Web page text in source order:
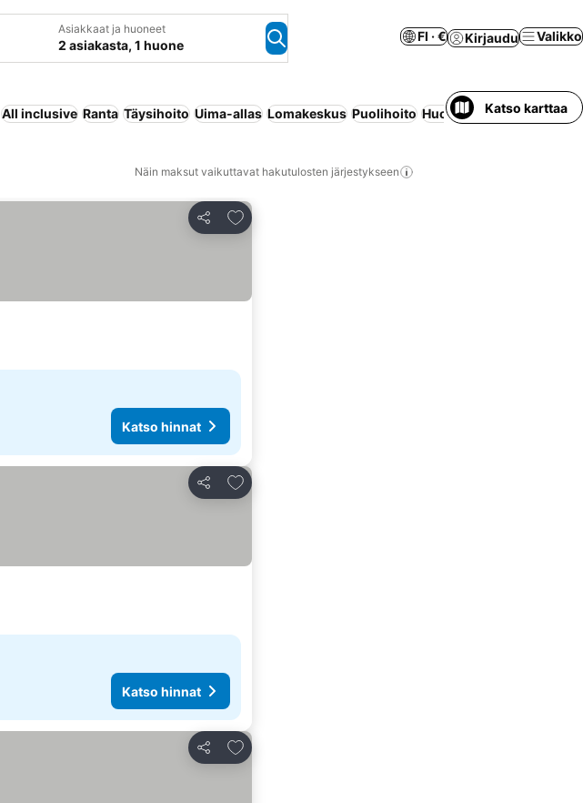
Asiakkaat ja huoneet
2 asiakasta, 1 huone
FI · € Kirjaudu Valikko
All inclusive Ranta Täysihoito Uima-allas Lomakeskus Puolihoito Huoneisto palveluilla
Katso karttaa
Näin maksut vaikuttavat hakutulosten järjestykseen
Jaa
Lisää suosikkeihin
Katso hinnat
Jaa
Lisää suosikkeihin
Katso hinnat
Jaa
Lisää suosikkeihin